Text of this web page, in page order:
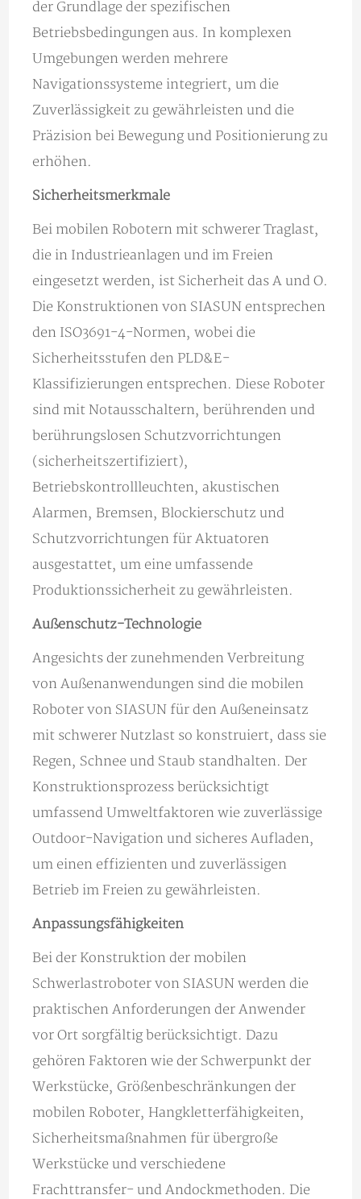
der Grundlage der spezifischen
Betriebsbedingungen aus. In komplexen
Umgebungen werden mehrere
Navigationssysteme integriert, um die
Zuverlässigkeit zu gewährleisten und die
Präzision bei Bewegung und Positionierung zu
erhöhen.
Sicherheitsmerkmale
Bei mobilen Robotern mit schwerer Traglast,
die in Industrieanlagen und im Freien
eingesetzt werden, ist Sicherheit das A und O.
Die Konstruktionen von SIASUN entsprechen
den ISO3691-4-Normen, wobei die
Sicherheitsstufen den PLD&E-
Klassifizierungen entsprechen. Diese Roboter
sind mit Notausschaltern, berührenden und
berührungslosen Schutzvorrichtungen
(sicherheitszertifiziert),
Betriebskontrollleuchten, akustischen
Alarmen, Bremsen, Blockierschutz und
Schutzvorrichtungen für Aktuatoren
ausgestattet, um eine umfassende
Produktionssicherheit zu gewährleisten.
Außenschutz-Technologie
Angesichts der zunehmenden Verbreitung
von Außenanwendungen sind die mobilen
Roboter von SIASUN für den Außeneinsatz
mit schwerer Nutzlast so konstruiert, dass sie
Regen, Schnee und Staub standhalten. Der
Konstruktionsprozess berücksichtigt
umfassend Umweltfaktoren wie zuverlässige
Outdoor-Navigation und sicheres Aufladen,
um einen effizienten und zuverlässigen
Betrieb im Freien zu gewährleisten.
Anpassungsfähigkeiten
Bei der Konstruktion der mobilen
Schwerlastroboter von SIASUN werden die
praktischen Anforderungen der Anwender
vor Ort sorgfältig berücksichtigt. Dazu
gehören Faktoren wie der Schwerpunkt der
Werkstücke, Größenbeschränkungen der
mobilen Roboter, Hangkletterfähigkeiten,
Sicherheitsmaßnahmen für übergroße
Werkstücke und verschiedene
Frachttransfer- und Andockmethoden. Die